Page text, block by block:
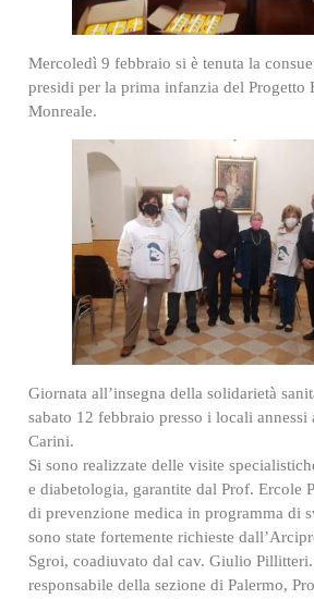
Mercoledì 9 febbraio si è tenuta la
presidi per la prima infanzia del Progetto
Monreale.
Giornata all’insegna della solidarietà
sabato 12 febbraio presso i locali annessi
Carini.
Si sono realizzate delle visite
e diabetologia, garantite dal Prof. Ercole
di prevenzione medica in programma di
sono state fortemente richieste
Sgroi, coadiuvato dal cav. Giulio Pillitteri.
responsabile della sezione di Palermo,